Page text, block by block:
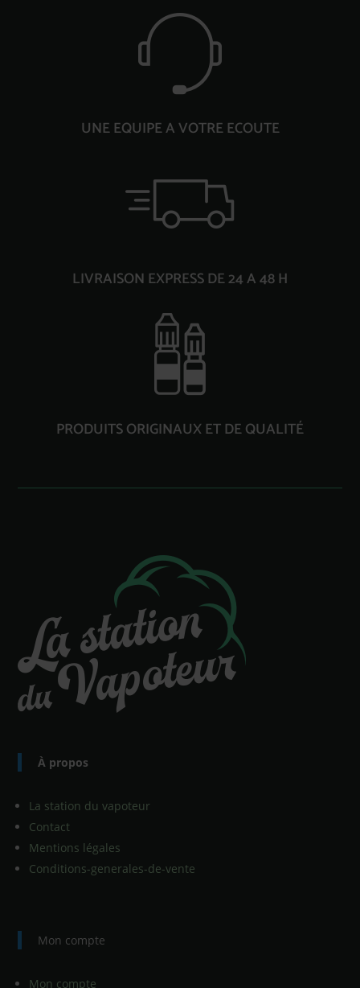
UNE EQUIPE A VOTRE ECOUTE
LIVRAISON EXPRESS DE 24 A 48 H
PRODUITS ORIGINAUX ET DE QUALITÉ
À propos
La station du vapoteur
Contact
Mentions légales
Conditions-generales-de-vente
Mon compte
Mon compte